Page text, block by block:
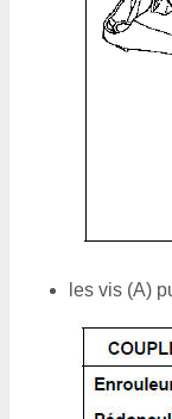
les vis (A)